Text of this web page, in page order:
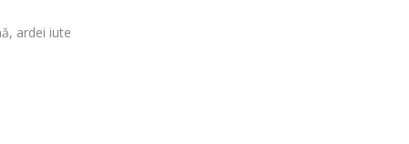
ardei iute